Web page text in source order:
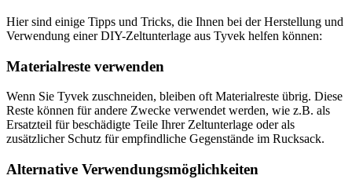
Hier sind einige Tipps und Tricks, die Ihnen bei der Herstellung und
Verwendung einer DIY-Zeltunterlage aus Tyvek helfen können:
Materialreste verwenden
Wenn Sie Tyvek zuschneiden, bleiben oft Materialreste übrig. Diese
Reste können für andere Zwecke verwendet werden, wie z.B. als
Ersatzteil für beschädigte Teile Ihrer Zeltunterlage oder als
zusätzlicher Schutz für empfindliche Gegenstände im Rucksack.
Alternative Verwendungsmöglichkeiten